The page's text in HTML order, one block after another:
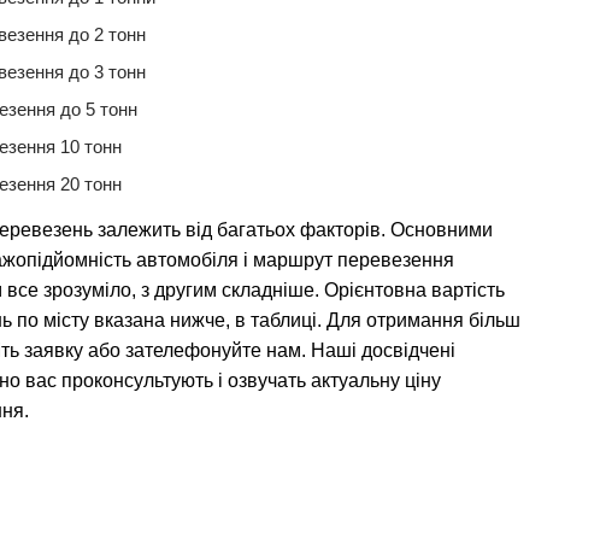
до 2 тонн
до 3 тонн
до 5 тонн
10 тонн
20 тонн
залежить від багатьох факторів. Основними
автомобіля і маршрут перевезення
зрозуміло, з другим складніше. Орієнтовна вартість
по місту вказана нижче, в таблиці. Для отримання більш
заявку або зателефонуйте нам. Наші досвідчені
вас проконсультують і озвучать актуальну ціну